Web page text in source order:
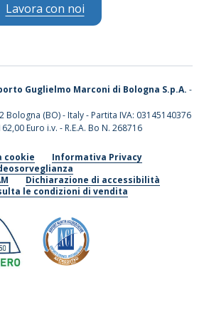
Lavora con noi
Guglielmo Marconi di Bologna S.p.A. -
Bologna (BO) - Italy - Partita IVA: 03145140376
Euro i.v. - R.E.A. Bo N. 268716
cookie
Informativa Privacy
Dichiarazione di accessibilità
le condizioni di vendita